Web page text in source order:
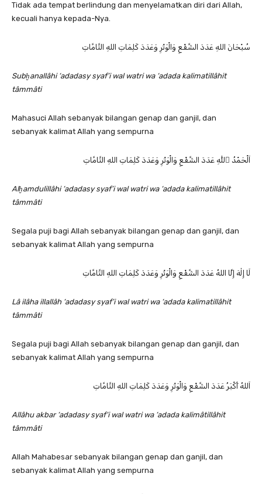
Tidak ada tempat berlindung dan menyelamatkan diri dari Allah,
kecuali hanya kepada-Nya.
سُبْحَانَ اللهِ عَدَدَ الشَّفْعِ وَالْوَتْرِ وَعَدَدَ كَلِمَاتِ اللهِ التَّامَّاتِ
Subḫanallâhi ‘adadasy syaf’i wal watri wa ‘adada kalimatillâhit
tâmmâti
Mahasuci Allah sebanyak bilangan genap dan ganjil, dan
sebanyak kalimat Allah yang sempurna
اَلْحَمْدُ ِللّٰهِ عَدَدَ الشَّفْعِ وَالْوَتْرِ وَعَدَدَ كَلِمَاتِ اللهِ التَّامَّاتِ
Alḫamdulillâhi ‘adadasy syaf’i wal watri wa ‘adada kalimatillâhit
tâmmâti
Segala puji bagi Allah sebanyak bilangan genap dan ganjil, dan
sebanyak kalimat Allah yang sempurna
لَا إِلٰهَ إِلَّا اللهُ عَدَدَ الشَّفْعِ وَالْوَتْرِ وَعَدَدَ كَلِمَاتِ اللهِ التَّامَّاتِ
Lâ ilâha illallâh ‘adadasy syaf’i wal watri wa ‘adada kalimatillâhit
tâmmâti
Segala puji bagi Allah sebanyak bilangan genap dan ganjil, dan
sebanyak kalimat Allah yang sempurna
اَللهُ أَكْبَرُ عَدَدَ الشَّفْعِ وَالْوَتْرِ وَعَدَدَ كَلِمَاتِ اللهِ التَّامَّاتِ
Allâhu akbar ‘adadasy syaf‘i wal watri wa ‘adada kalimâtillâhit
tâmmâti
Allah Mahabesar sebanyak bilangan genap dan ganjil, dan
sebanyak kalimat Allah yang sempurna